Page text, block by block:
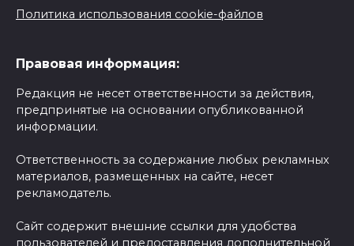
Политика использования cookie-файлов
Правовая информация:
Редакция не несет ответственности за действия,
предпринятые на основании опубликованной
информации.
Ответственность за содержание любых рекламных
материалов, размещенных на сайте, несет
рекламодатель.
Сайт содержит внешние ссылки для удобства
пользователей и предоставления дополнительной